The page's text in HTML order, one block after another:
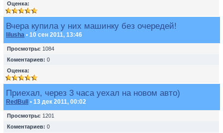
Оценка:
Вчера купила у них машинку без очередей!
lilusha • 10 сен 2011, 13:46
Просмотры: 1084
Коментариев: 0
Оценка:
Приехал, через 3 часа уехал на новом авто)
RedBull • 13 дек 2011, 00:02
Просмотры: 1201
Коментариев: 0